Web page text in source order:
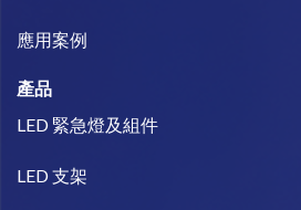
​應用案例
產品
LED 緊急燈及組件
LED 支架